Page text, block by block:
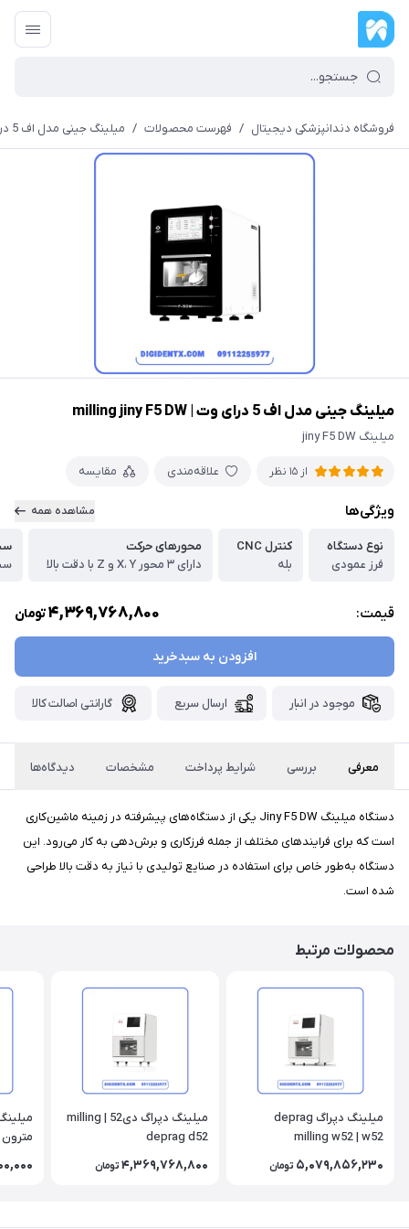
فروشگاه دندانپزشکی دیجیتال / فهرست محصولات / میلینگ جینی مدل اف 5 درای وت | milling jiny F5 DW
میلینگ جینی مدل اف 5 درای وت | milling jiny F5 DW
میلینگ jiny F5 DW
از 15 نظر علاقه‌مندی مقایسه
ویژگی‌ها مشاهده همه
نوع دستگاه
فرز عمودی
کنترل CNC
بله
محورهای حرکت
دارای ۳ محور X، Y و Z با دقت بالا
قیمت: 4,369,768,800تومان
افزودن به سبدخرید
موجود در انبار ارسال سریع گارانتی اصالت کالا
معرفی بررسی شرایط پرداخت مشخصات دیدگاه‌ها
دستگاه میلینگ Jiny F5 DW یکی از دستگاه‌های پیشرفته در زمینه ماشین‌کاری
است که برای فرایندهای مختلف از جمله فرزکاری و برش‌دهی به کار می‌رود. این
دستگاه به‌طور خاص برای استفاده در صنایع تولیدی با نیاز به دقت بالا طراحی
شده است.
محصولات مرتبط
میلینگ دپراگ deprag
milling w52 | w52
5,079,856,230 تومان
میلینگ دپراگ دی52 | milling
deprag d52
4,369,768,800 تومان